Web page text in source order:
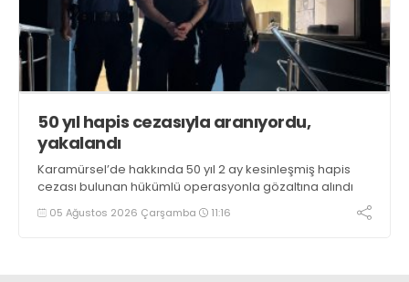
50 yıl hapis cezasıyla aranıyordu,
yakalandı
Karamürsel’de hakkında 50 yıl 2 ay kesinleşmiş hapis
cezası bulunan hükümlü operasyonla gözaltına alındı
05 Ağustos 2026 Çarşamba 11:16